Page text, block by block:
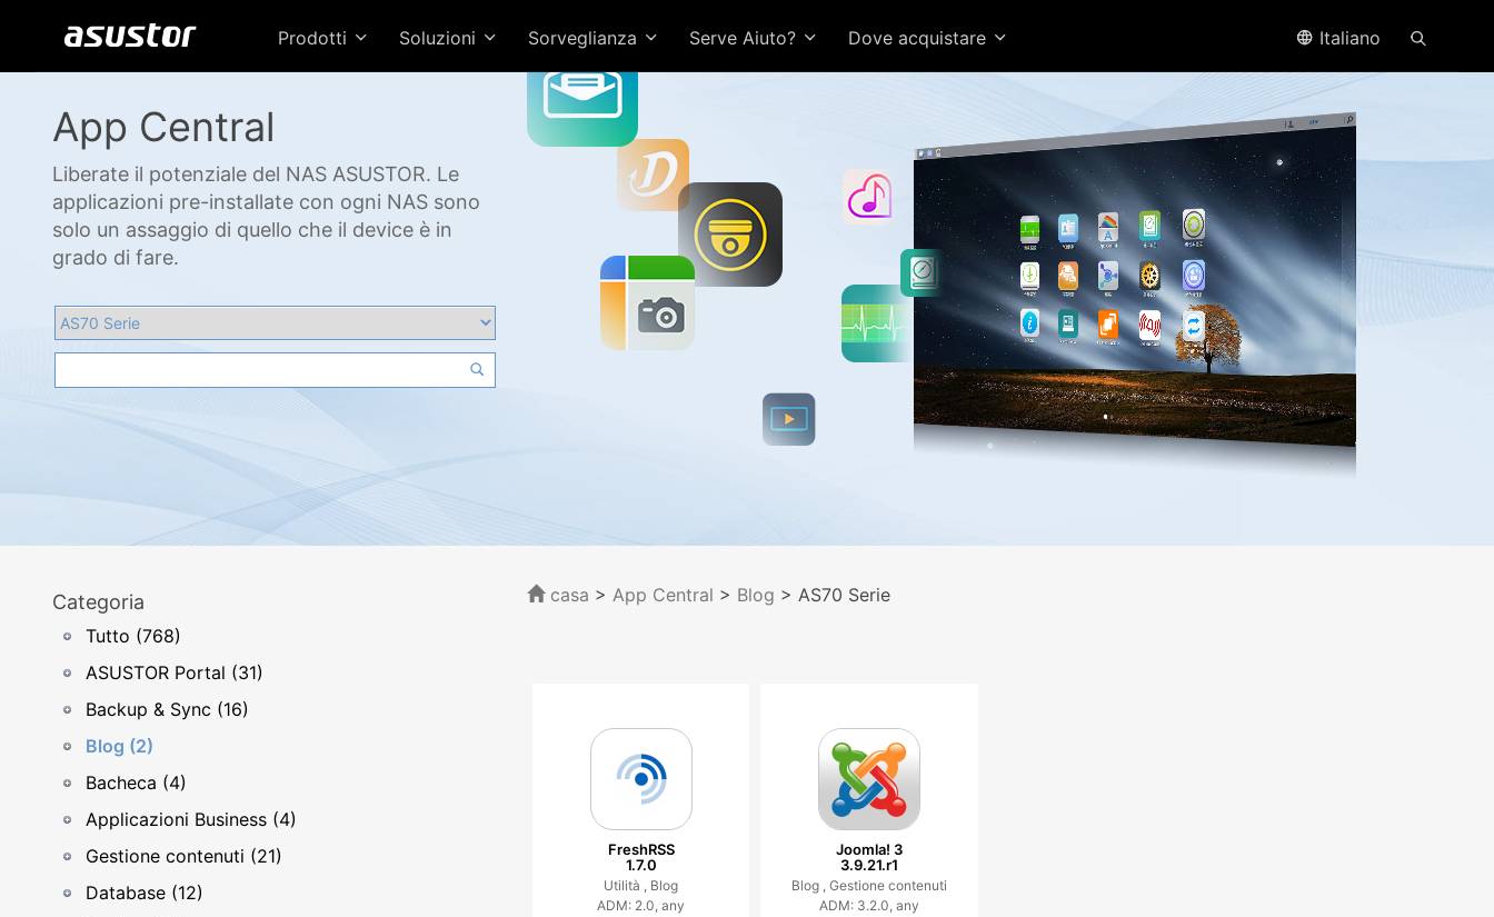
Prodotti Soluzioni Sorveglianza Serve Aiuto? Dove acquistare Italiano
App Central
Liberate il potenziale del NAS ASUSTOR. Le
applicazioni pre-installate con ogni NAS sono
solo un assaggio di quello che il device è in
grado di fare.
Categoria
Tutto (768)
ASUSTOR Portal (31)
Backup & Sync (16)
Blog (2)
Bacheca (4)
Applicazioni Business (4)
Gestione contenuti (21)
Database (12)
casa > App Central > Blog > AS70 Serie
FreshRSS
1.7.0
Utilità , Blog
ADM: 2.0, any
Joomla! 3
3.9.21.r1
Blog ,Gestione contenuti
ADM: 3.2.0, any